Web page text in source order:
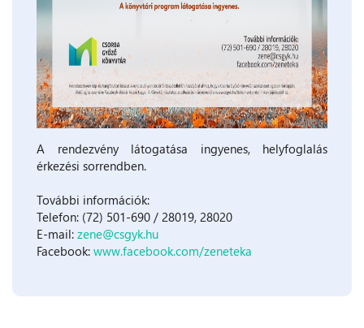
A rendezvény látogatása ingyenes, helyfoglalás
érkezési sorrendben.
További információk:
Telefon: (72) 501-690 / 28019, 28020
E-mail: zene@csgyk.hu
Facebook: www.facebook.com/zeneteka